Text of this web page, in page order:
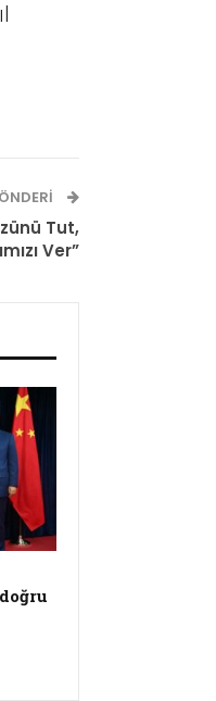
Tut,
Ver”